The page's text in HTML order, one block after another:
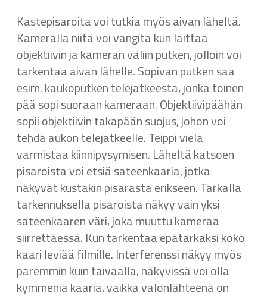
Kastepisaroita voi tutkia myös aivan läheltä.
Kameralla niitä voi vangita kun laittaa
objektiivin ja kameran väliin putken, jolloin voi
tarkentaa aivan lähelle. Sopivan putken saa
esim. kaukoputken telejatkeesta, jonka toinen
pää sopi suoraan kameraan. Objektiivipäähän
sopii objektiivin takapään suojus, johon voi
tehdä aukon telejatkeelle. Teippi vielä
varmistaa kiinnipysymisen. Läheltä katsoen
pisaroista voi etsiä sateenkaaria, jotka
näkyvät kustakin pisarasta erikseen. Tarkalla
tarkennuksella pisaroista näkyy vain yksi
sateenkaaren väri, joka muuttu kameraa
siirrettäessä. Kun tarkentaa epätarkaksi koko
kaari leviää filmille. Interferenssi näkyy myös
paremmin kuin taivaalla, näkyvissä voi olla
kymmeniä kaaria, vaikka valonlähteenä on